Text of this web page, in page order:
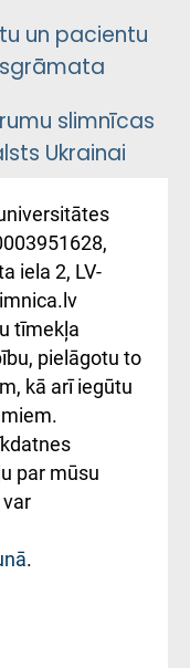
un pacientu
slimnīcas
Ukrainai
Східної
та співпраця з
iela 2, LV-
tīmekļa
pielāgotu to
kā arī iegūtu
par mūsu
.